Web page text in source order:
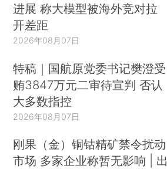
进展 称大模型被海外竞对拉
开差距
2026年08月07日
特稿｜国航原党委书记樊澄受
贿3847万元二审待宣判 否认
大多数指控
2026年08月07日
刚果（金）铜钴精矿禁令扰动
市场 多家企业称暂无影响 | 出